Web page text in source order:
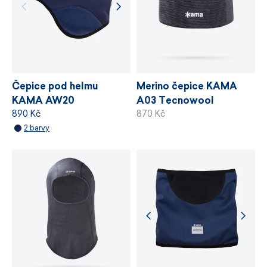
a řízení výrobních procesů.
Čepice pod helmu
KAMA AW20
WINDSTOPPER®
890 Kč
2 barvy
Merino čepice KAMA
A03 Tecnowool
870 Kč